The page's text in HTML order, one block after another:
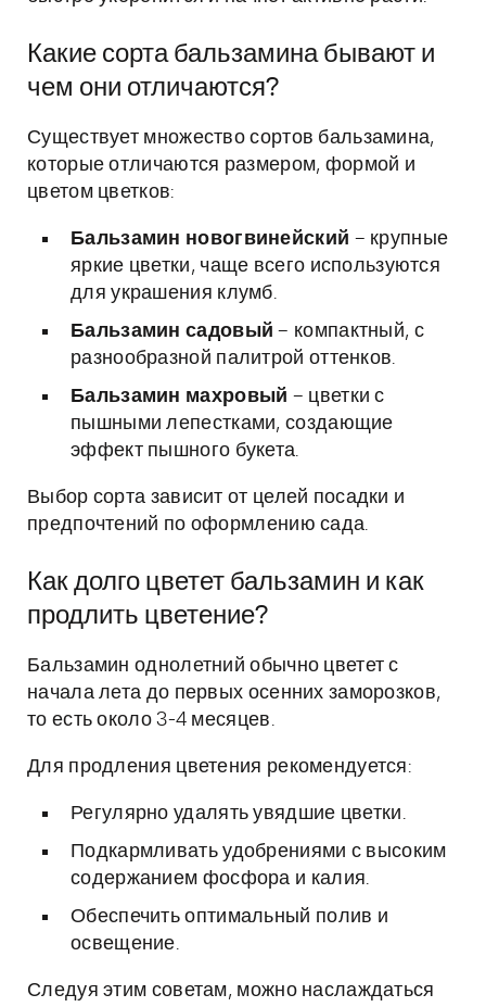
Какие сорта бальзамина бывают и
чем они отличаются?
Существует множество сортов бальзамина,
которые отличаются размером, формой и
цветом цветков:
Бальзамин новогвинейский – крупные
яркие цветки, чаще всего используются
для украшения клумб.
Бальзамин садовый – компактный, с
разнообразной палитрой оттенков.
Бальзамин махровый – цветки с
пышными лепестками, создающие
эффект пышного букета.
Выбор сорта зависит от целей посадки и
предпочтений по оформлению сада.
Как долго цветет бальзамин и как
продлить цветение?
Бальзамин однолетний обычно цветет с
начала лета до первых осенних заморозков,
то есть около 3-4 месяцев.
Для продления цветения рекомендуется:
Регулярно удалять увядшие цветки.
Подкармливать удобрениями с высоким
содержанием фосфора и калия.
Обеспечить оптимальный полив и
освещение.
Следуя этим советам, можно наслаждаться